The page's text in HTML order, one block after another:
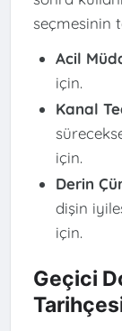
seçmesinin
Acil
için.
Kanal
için.
Derin
dişin
için.
Geçici